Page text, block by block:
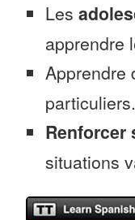
Les
apprendre
Apprendre
particuliers.
Renforcer
situations